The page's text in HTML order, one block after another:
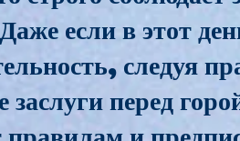
если в этот
следуя
заслуги перед